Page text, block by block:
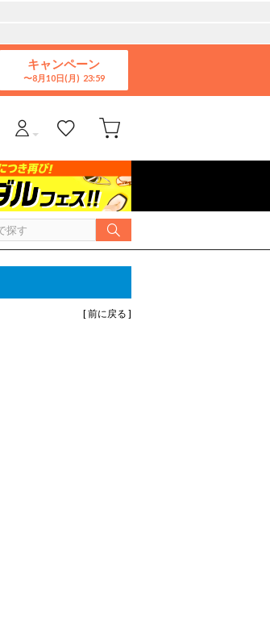
キャンペーン
8月10日(月)
[ 前に戻る ]